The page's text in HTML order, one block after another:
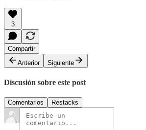
3
Compartir
Anterior
Siguiente
Discusión sobre este post
Comentarios Restacks